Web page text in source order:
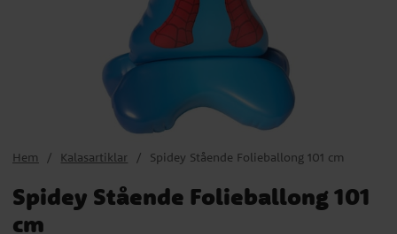
Hem Kalasartiklar Spidey Stående Folieballong 101 cm
Spidey Stående Folieballong 101
cm